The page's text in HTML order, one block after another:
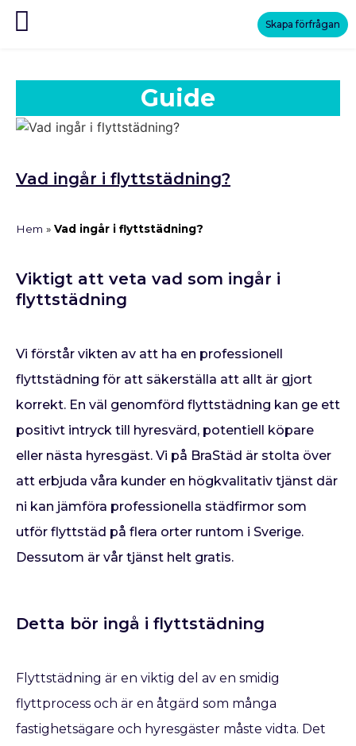
Skapa förfrågan
Guide
Vad ingår i flyttstädning?
Hem » Vad ingår i flyttstädning?
Viktigt att veta vad som ingår i
flyttstädning
Vi förstår vikten av att ha en professionell
flyttstädning för att säkerställa att allt är gjort
korrekt. En väl genomförd flyttstädning kan ge ett
positivt intryck till hyresvärd, potentiell köpare
eller nästa hyresgäst. Vi på BraStäd är stolta över
att erbjuda våra kunder en högkvalitativ tjänst där
ni kan jämföra professionella städfirmor som
utför flyttstäd på flera orter runtom i Sverige.
Dessutom är vår tjänst helt gratis.
Detta bör ingå i flyttstädning
Flyttstädning är en viktig del av en smidig
flyttprocess och är en åtgärd som många
fastighetsägare och hyresgäster måste vidta. Det